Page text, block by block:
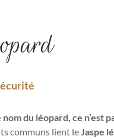
du léopard, ce n’est
communs lient leJaspe